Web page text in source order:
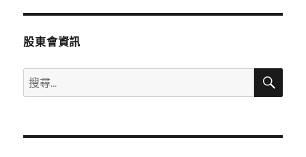
分
股東會資訊
搜
尋
鍵
搜